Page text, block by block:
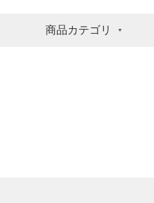
商品カテゴリ